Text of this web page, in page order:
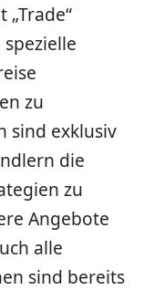
zu
sind exklusiv
die
zu
Angebote
alle
sind bereits